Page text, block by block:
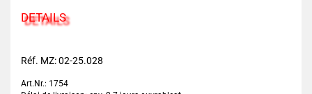
DETAILS
Réf. MZ: 02-25.028
Art.Nr.: 1754